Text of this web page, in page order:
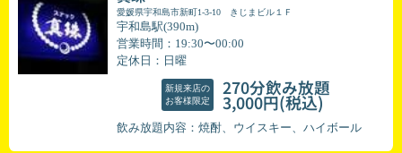
愛媛県宇和島市新町1-3-10 きじまビル１Ｆ
宇和島駅(390m)
営業時間：19:30〜00:00
定休日：日曜
新規来店の
お客様限定
270分飲み放題
3,000円(税込)
飲み放題内容：焼酎、ウイスキー、ハイボール